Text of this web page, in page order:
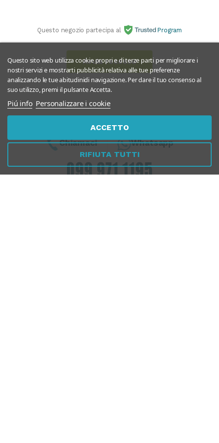
Questo negozio partecipa al Program
Avvia recesso
Questo sito web utilizza cookie propri e di terze parti per migliorare i
nostri servizi e mostrarti pubblicità relativa alle tue preferenze
analizzando le tue abitudinidi navigazione. Per dare il tuo consenso al
suo utilizzo, premi il pulsante Accetta.
Piú info Personalizzare i cookie
RIFIUTA TUTTI
ACCETTO
Chiamaci Whatsapp